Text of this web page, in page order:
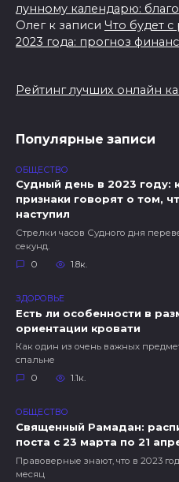
лунному календарю:
Олегк записи Что будет
2023 года: прогноз
Рейтинг лучших онлайн
Популярные записи
ОБЩЕСТВО
Судный день в 2023 году:
признаки говорят о том,
наступил
Стрелки часов Судного дня
секунд.
0
1.8к.
ЗДОРОВЬЕ
Есть ли особенности в
ориентации кровати
Как один из очень важных
спальне
0
1.1к.
ОБЩЕСТВО
Священный Рамадан:
поста с 23 марта по 21
Правоверные знают, что в 2023
месяц